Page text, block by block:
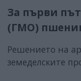
За първи
(ГМО)
Решението на
земеделските